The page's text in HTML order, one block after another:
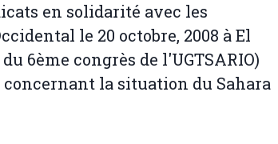
en solidarité avec les
le 20 octobre, 2008 à El
6ème congrès de l'UGTSARIO)
la situation du Sahara